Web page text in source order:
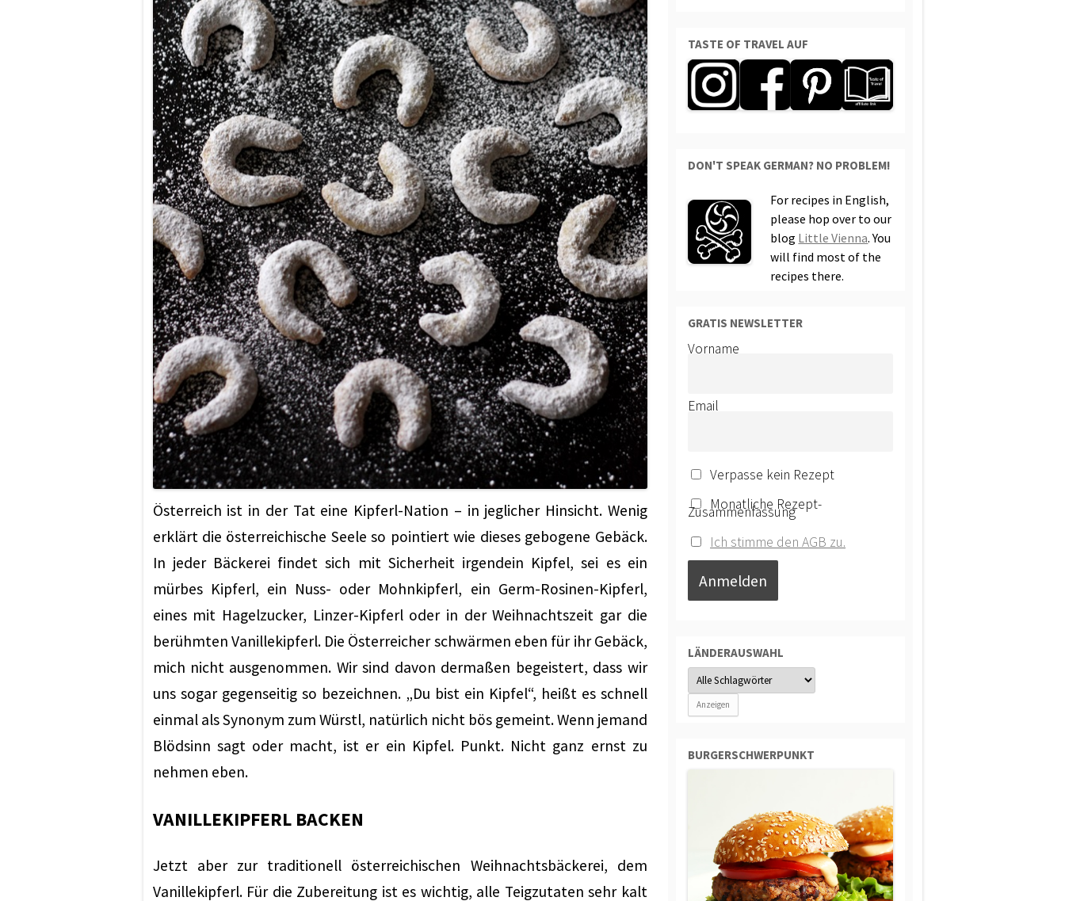
Österreich ist in der Tat eine Kipferl-Nation – in jeglicher Hinsicht. Wenig
erklärt die österreichische Seele so pointiert wie dieses gebogene Gebäck.
In jeder Bäckerei findet sich mit Sicherheit irgendein Kipfel, sei es ein
mürbes Kipferl, ein Nuss- oder Mohnkipferl, ein Germ-Rosinen-Kipferl,
eines mit Hagelzucker, Linzer-Kipferl oder in der Weihnachtszeit gar die
berühmten Vanillekipferl. Die Österreicher schwärmen eben für ihr Gebäck,
mich nicht ausgenommen. Wir sind davon dermaßen begeistert, dass wir
uns sogar gegenseitig so bezeichnen. „Du bist ein Kipfel“, heißt es schnell
einmal als Synonym zum Würstl, natürlich nicht bös gemeint. Wenn jemand
Blödsinn sagt oder macht, ist er ein Kipfel. Punkt. Nicht ganz ernst zu
nehmen eben.
VANILLEKIPFERL BACKEN
Jetzt aber zur traditionell österreichischen Weihnachtsbäckerei, dem
Vanillekipferl. Für die Zubereitung ist es wichtig, alle Teigzutaten sehr kalt
TASTE OF TRAVEL AUF
DON'T SPEAK GERMAN? NO PROBLEM!
For recipes in English,
please hop over to our
blog Little Vienna. You
will find most of the
recipes there.
GRATIS NEWSLETTER
Vorname
Email
Verpasse kein Rezept
Monatliche Rezept-
Zusammenfassung
Ich stimme den AGB zu.
LÄNDERAUSWAHL
BURGERSCHWERPUNKT